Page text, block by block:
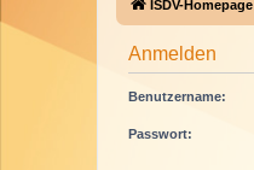
ISDV-Homepage
Anmelden
Benutzername:
Passwort: